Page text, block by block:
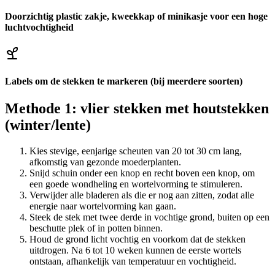
Doorzichtig plastic zakje, kweekkap of minikasje voor een hoge
luchtvochtigheid
Labels om de stekken te markeren (bij meerdere soorten)
Methode 1: vlier stekken met houtstekken
(winter/lente)
Kies stevige, eenjarige scheuten van 20 tot 30 cm lang,
afkomstig van gezonde moederplanten.
Snijd schuin onder een knop en recht boven een knop, om
een goede wondheling en wortelvorming te stimuleren.
Verwijder alle bladeren als die er nog aan zitten, zodat alle
energie naar wortelvorming kan gaan.
Steek de stek met twee derde in vochtige grond, buiten op een
beschutte plek of in potten binnen.
Houd de grond licht vochtig en voorkom dat de stekken
uitdrogen. Na 6 tot 10 weken kunnen de eerste wortels
ontstaan, afhankelijk van temperatuur en vochtigheid.